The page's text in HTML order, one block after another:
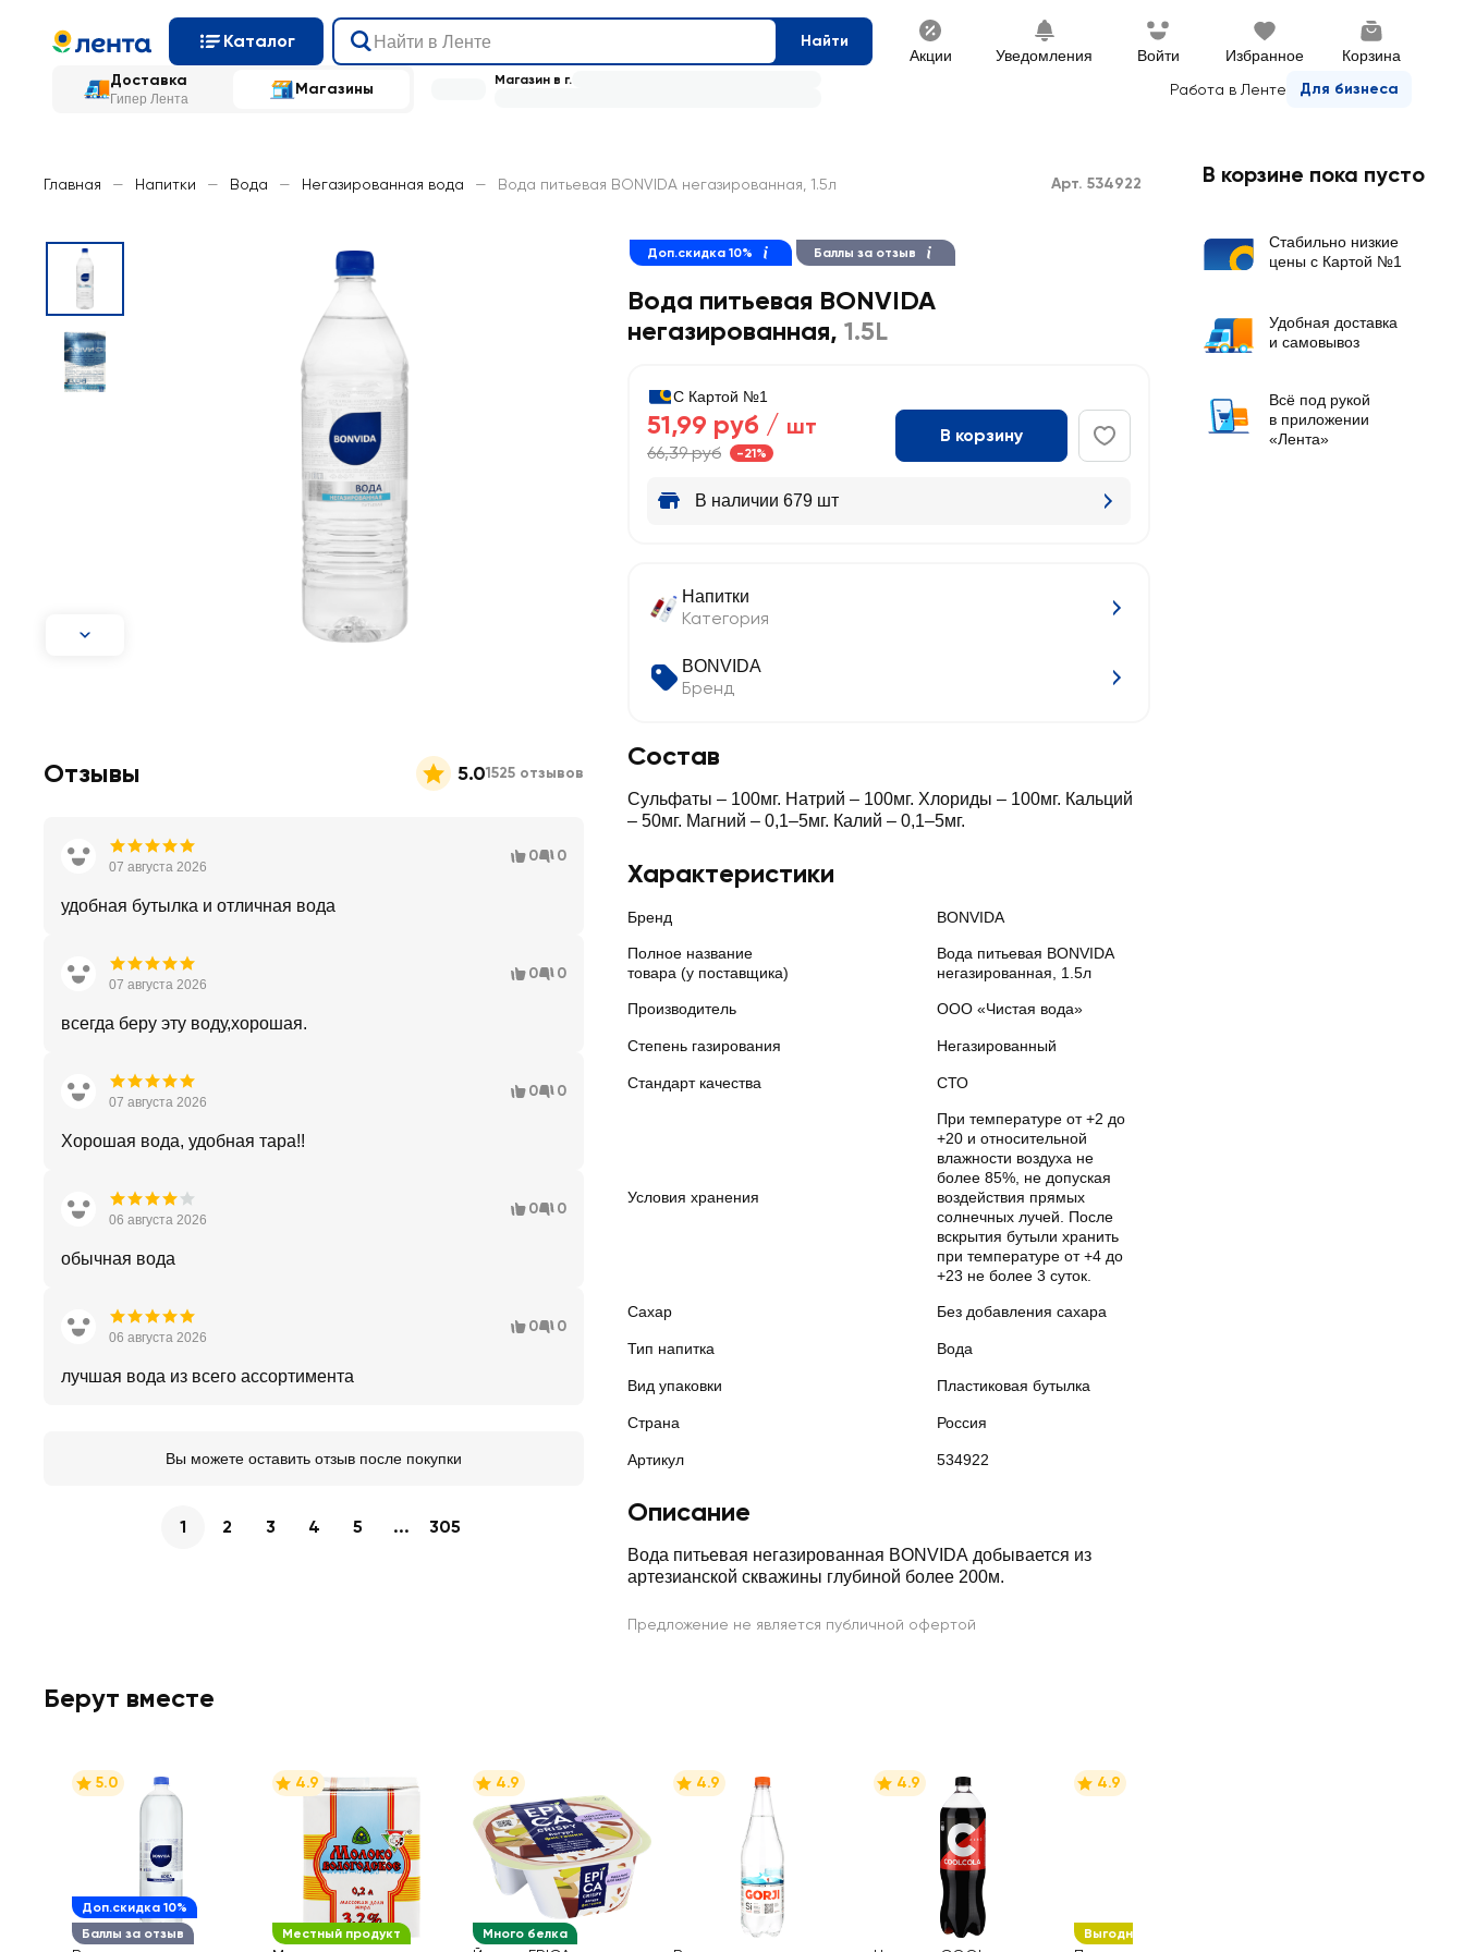
Каталог Найти
Акции Уведомления Войти Избранное Корзина
Доставка
Гипер Лента
Магазины Работа в Ленте Для бизнеса
Магазин в г.
Главная — Напитки — Вода — Негазированная вода — Вода питьевая BONVIDA негазированная, 1.5л Арт. 534922
Доп.скидка 10% Баллы за отзыв
Вода питьевая BONVIDA
негазированная, 1.5L
С Картой №1
51,99 руб / шт
66,39 руб -21%
В корзину
В наличии 679 шт
Напитки
Категория
BONVIDA
Бренд
Состав
Cульфаты – 100мг. Натрий – 100мг. Хлориды – 100мг. Кальций
– 50мг. Магний – 0,1–5мг. Калий – 0,1–5мг.
Характеристики
Бренд BONVIDA
Полное название
товара (у поставщика)
Вода питьевая BONVIDA
негазированная, 1.5л
Производитель ООО «Чистая вода»
Степень газирования Негазированный
Стандарт качества СТО
Условия хранения
При температуре от +2 до
+20 и относительной
влажности воздуха не
более 85%, не допуская
воздействия прямых
солнечных лучей. После
вскрытия бутыли хранить
при температуре от +4 до
+23 не более 3 суток.
Сахар Без добавления сахара
Тип напитка Вода
Вид упаковки Пластиковая бутылка
Страна Россия
Артикул 534922
Описание
Вода питьевая негазированная BONVIDA добывается из
артезианской скважины глубиной более 200м.
Предложение не является публичной офертой
Отзывы 5.01525 отзывов
07 августа 2026
0 0
удобная бутылка и отличная вода
07 августа 2026
0 0
всегда беру эту воду,хорошая.
07 августа 2026
0 0
Хорошая вода, удобная тара!!
06 августа 2026
0 0
обычная вода
06 августа 2026
0 0
лучшая вода из всего ассортимента
Вы можете оставить отзыв после покупки
1 2 3 4 5 ... 305
Берут вместе
Доп.скидка 10%
Баллы за отзыв
5.0
Местный продукт
4.9
Много белка
4.9 4.9 4.9
Выгодная упаковка
4.9
В корзине пока пусто
Стабильно низкие
цены с Картой №1
Удобная доставка
и самовывоз
Всё под рукой
в приложении
«Лента»